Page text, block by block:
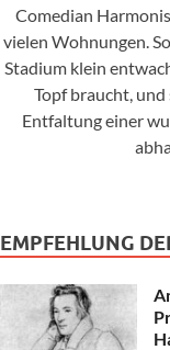
Comedian
vielen Wohnungen.
Stadium klein
Topf braucht,
Entfaltung einer
EMPFEHLUNG